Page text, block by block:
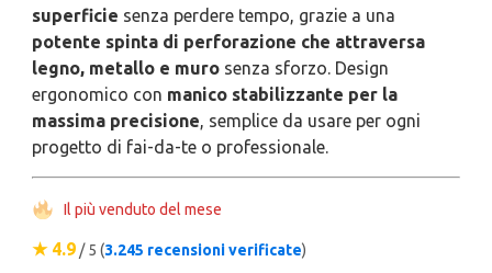
superficie senza perdere tempo, grazie a una
potente spinta di perforazione che attraversa
legno, metallo e muro senza sforzo. Design
ergonomico con manico stabilizzante per la
massima precisione, semplice da usare per ogni
progetto di fai-da-te o professionale.
Il più venduto del mese
★ 4.9 / 5 (3.245 recensioni verificate)